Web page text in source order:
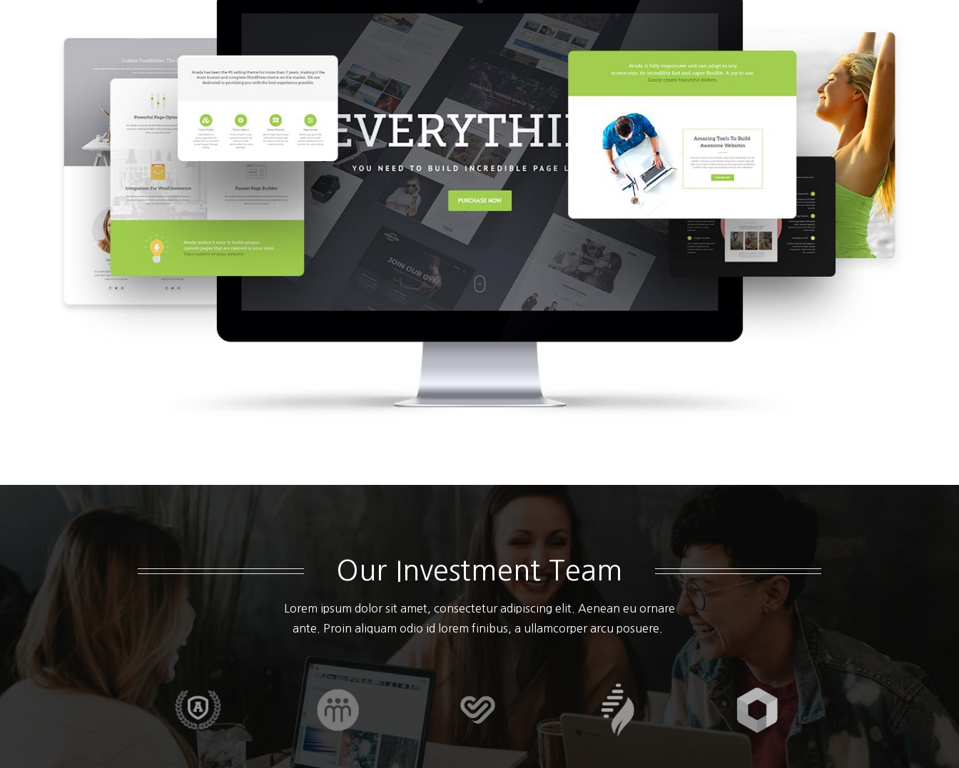
Our Investment Team
Lorem ipsum dolor sit amet, consectetur adipiscing elit. Aenean eu ornare
ante. Proin aliquam odio id lorem finibus, a ullamcorper arcu posuere.